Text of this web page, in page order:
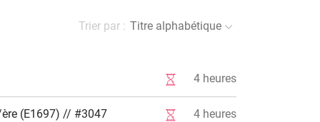
Trier par : Titre alphabétique
4 heures
(E1697) // #3047 4 heures